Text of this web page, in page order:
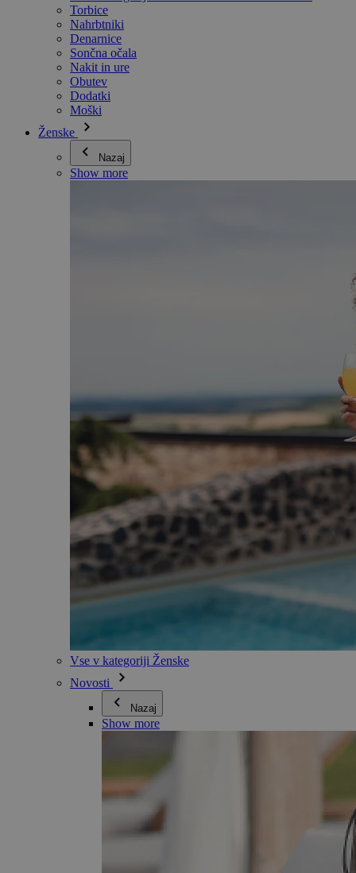
Torbice
Nahrbtniki
Denarnice
Sončna očala
Nakit in ure
Obutev
Dodatki
Moški
Ženske
Nazaj
Show more
Vse v kategoriji Ženske
Novosti
Nazaj
Show more